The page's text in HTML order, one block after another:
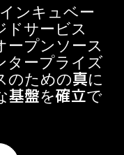
ンキュベー
ドサービス
ープンソース
タープライズ
のための真に
基盤を確立で